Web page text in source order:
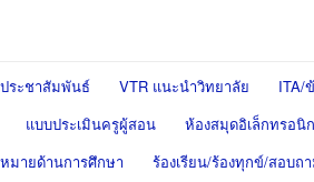
ประชาสัมพันธ์ VTR แนะนำวิทยาลัย ITA/
แบบประเมินครูผู้สอน
ห้องสมุดอิเล็กทรอนิ
มายด้านการศึกษา
ร้องเรียน/ร้องทุกข์/สอบถ